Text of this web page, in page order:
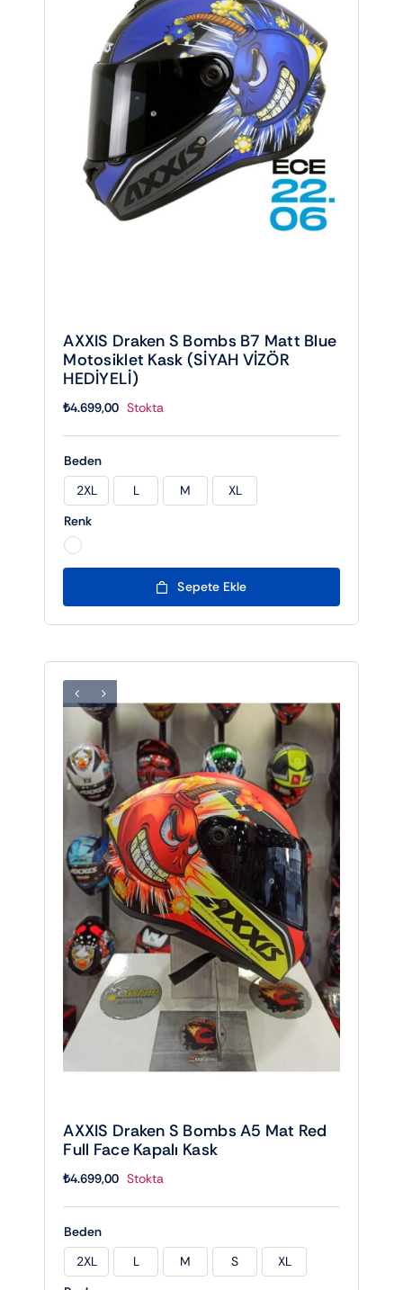
AXXIS Draken S Bombs B7 Matt Blue
Motosiklet Kask (SİYAH VİZÖR
HEDİYELİ)
₺4.699,00 Stokta
Beden
2XL L M
XL
Renk
Sepete Ekle
AXXIS Draken S Bombs A5 Mat Red
Full Face Kapalı Kask
₺4.699,00 Stokta
Beden
2XL L M S
XL